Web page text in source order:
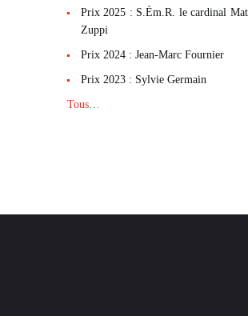
Prix 2025 : S.Ém.R. le cardinal
Zuppi
Prix 2024 : Jean-Marc Fournier
Prix 2023 : Sylvie Germain
Tous…